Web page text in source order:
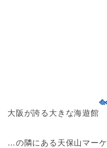
大阪が誇る大きな海遊館
…の隣にある天保山マー